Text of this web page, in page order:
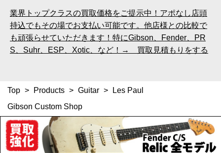
業界トップクラスの買取価格をご提示中！アポなし店頭
持込でもその場でお支払い可能です。他店様との比較で
も頑張らせていただきます！特にGibson、Fender、PR
S、Suhr、ESP、Xotic、など！→ 買取見積もりをする
Top > Products > Guitar >
Les Paul
Gibson Custom Shop